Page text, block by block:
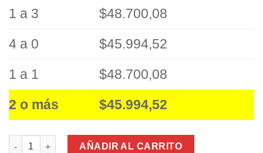
1 a 3
$48.700,08
4 a 0 $45.994,52
1 a 1 $48.700,08
2 o más $45.994,52
Corta Cerámica y porcelanato 600 mm cantidad
AÑADIR AL CARRITO